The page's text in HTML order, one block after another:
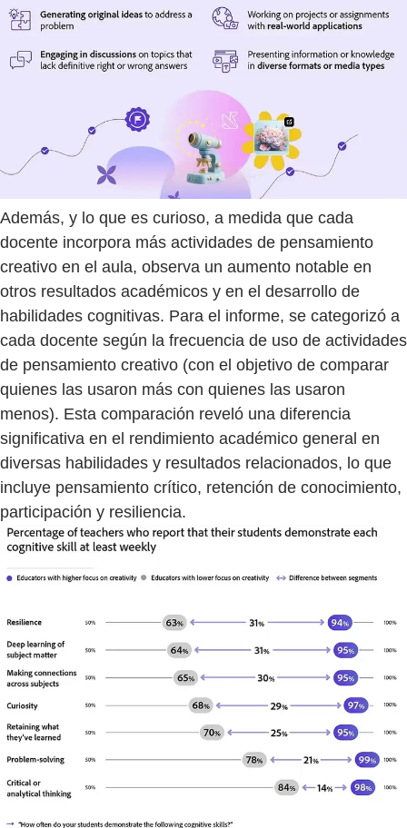
Además, y lo que es curioso, a medida que cada
docente incorpora más actividades de pensamiento
creativo en el aula, observa un aumento notable en
otros resultados académicos y en el desarrollo de
habilidades cognitivas. Para el informe, se categorizó a
cada docente según la frecuencia de uso de actividades
de pensamiento creativo (con el objetivo de comparar
quienes las usaron más con quienes las usaron
menos). Esta comparación reveló una diferencia
significativa en el rendimiento académico general en
diversas habilidades y resultados relacionados, lo que
incluye pensamiento crítico, retención de conocimiento,
participación y resiliencia.